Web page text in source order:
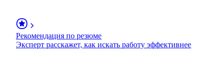
Рекомендация по резюме
Эксперт расскажет, как искать работу эффективнее